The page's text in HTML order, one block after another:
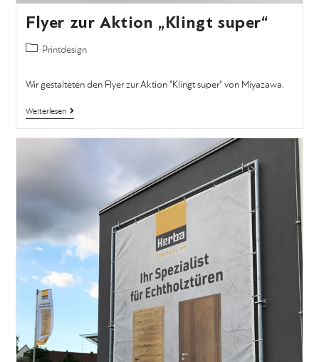
Flyer zur Aktion „Klingt super“
Printdesign
Wir gestalteten den Flyer zur Aktion "Klingt super" von Miyazawa.
Weiterlesen